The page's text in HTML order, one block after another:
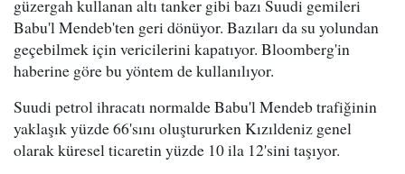
güzergah kullanan altı tanker gibi bazı Suudi gemileri
Babu'l Mendeb'ten geri dönüyor. Bazıları da su yolundan
geçebilmek için vericilerini kapatıyor. Bloomberg'in
haberine göre bu yöntem de kullanılıyor.
Suudi petrol ihracatı normalde Babu'l Mendeb trafiğinin
yaklaşık yüzde 66'sını oluştururken Kızıldeniz genel
olarak küresel ticaretin yüzde 10 ila 12'sini taşıyor.